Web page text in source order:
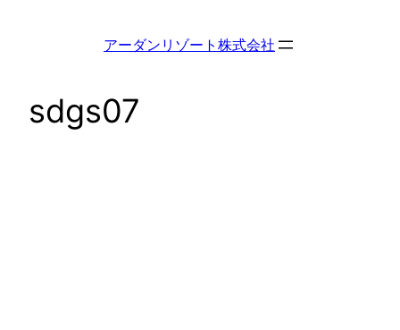
アーダンリゾート株式会社
sdgs07